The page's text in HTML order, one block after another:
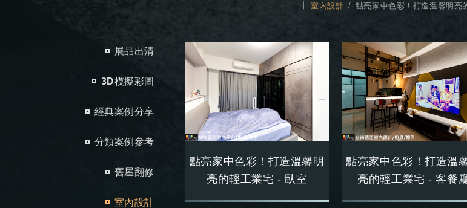
室內設計 點亮家中色彩！打造溫馨明亮
展品出清
3D模擬彩圖
經典案例分享
分類案例參考
舊屋翻修
室內設計
點亮家中色彩！打造溫馨明
亮的輕工業宅 - 臥室
點亮家中色彩！打造溫
亮的輕工業宅 - 客餐